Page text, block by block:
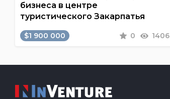
бизнеса в центре
туристического Закарпатья
$1 900 000 0 1406